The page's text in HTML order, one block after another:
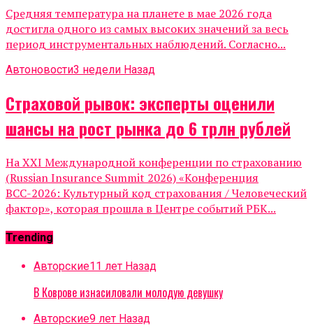
Средняя температура на планете в мае 2026 года
достигла одного из самых высоких значений за весь
период инструментальных наблюдений. Согласно...
Автоновости3 недели Назад
Страховой рывок: эксперты оценили
шансы на рост рынка до 6 трлн рублей
На XXI Международной конференции по страхованию
(Russian Insurance Summit 2026) «Конференция
ВСС-2026: Культурный код страхования / Человеческий
фактор», которая прошла в Центре событий РБК...
Trending
Авторские11 лет Назад
В Коврове изнасиловали молодую девушку
Авторские9 лет Назад